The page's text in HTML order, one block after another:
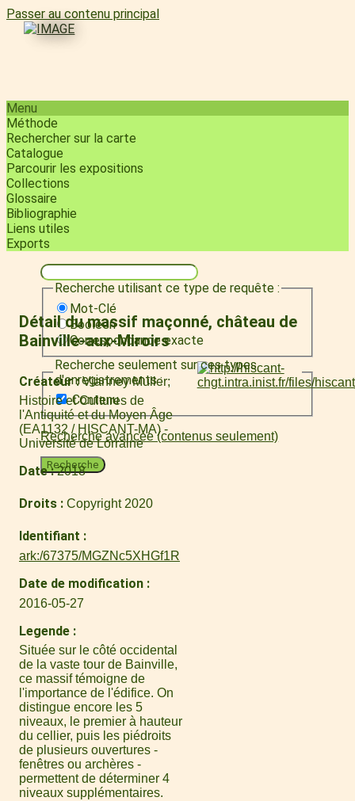
Passer au contenu principal
Menu
Méthode
Rechercher sur la carte
Catalogue
Parcourir les expositions
Collections
Glossaire
Bibliographie
Liens utiles
Exports
Recherche utilisant ce type de requête :
Mot-Clé
Booléen
Correspondance exacte
Recherche seulement sur ces types
d'enregistrements :
Contenu
Recherche avancée (contenus seulement)
Recherche
Détail du massif maçonné, château de
Bainville-aux-Miroirs
Créateur
Vianney Muller
Histoire et Cultures de
l'Antiquité et du Moyen Âge
(EA1132 / HISCANT-MA) -
Université de Lorraine
Date 2018
Droits Copyright 2020
Identifiant
ark:/67375/MGZNc5XHGf1R
Date de modification
2016-05-27
Legende
Située sur le côté occidental
de la vaste tour de Bainville,
ce massif témoigne de
l'importance de l'édifice. On
distingue encore les 5
niveaux, le premier à hauteur
du cellier, puis les piédroits
de plusieurs ouvertures -
fenêtres ou archères -
permettent de déterminer 4
niveaux supplémentaires.